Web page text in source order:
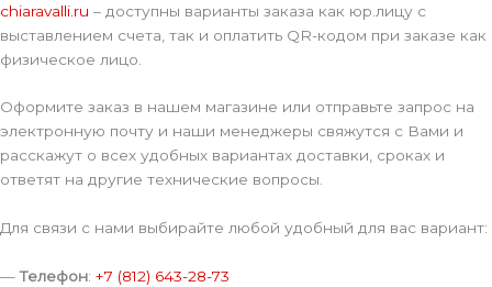
chiaravalli.ru – доступны варианты заказа как юр.лицу с
выставлением счета, так и оплатить QR-кодом при заказе как
физическое лицо.
Оформите заказ в нашем магазине или отправьте запрос на
электронную почту и наши менеджеры свяжутся с Вами и
расскажут о всех удобных вариантах доставки, сроках и
ответят на другие технические вопросы.
Для связи с нами выбирайте любой удобный для вас вариант:
—Телефон: +7 (812) 643-28-73